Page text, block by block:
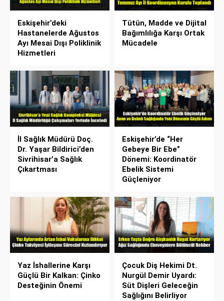
Eskişehir’deki
Hastanelerde Ağustos
Ayı Mesai Dışı Poliklinik
Hizmetleri
Tütün, Madde ve Dijital
Bağımlılığa Karşı Ortak
Mücadele
İl Sağlık Müdürü Doç.
Dr. Yaşar Bildirici’den
Sivrihisar’a Sağlık
Çıkartması
Eskişehir’de “Her
Gebeye Bir Ebe”
Dönemi: Koordinatör
Ebelik Sistemi
Güçleniyor
Yaz İshallerine Karşı
Güçlü Bir Kalkan: Çinko
Desteğinin Önemi
Çocuk Diş Hekimi Dt.
Nurgül Demir Uyardı:
Süt Dişleri Geleceğin
Sağlığını Belirliyor